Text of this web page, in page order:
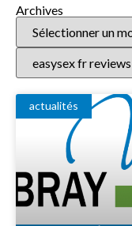
Archives
actualités